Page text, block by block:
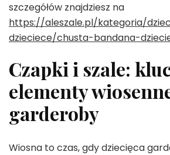
szczegółów znajdziesz na
https://aleszale.pl/kategoria/
dzieciece/chusta-bandana-
Czapki i szale:
elementy
garderoby
Wiosna to czas, gdy dziecięca